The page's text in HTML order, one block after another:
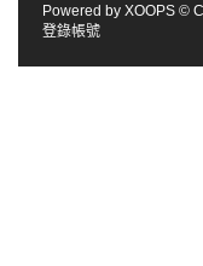
Powered by XOOPS ©
登錄帳號